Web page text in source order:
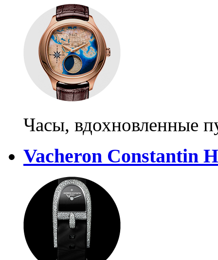
Часы, вдохновленные
Vacheron Constantin